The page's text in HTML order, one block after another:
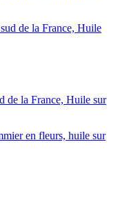
de la France, Huile sur